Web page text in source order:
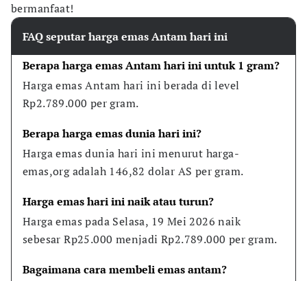
bermanfaat!
FAQ seputar harga emas Antam hari ini
Berapa harga emas Antam hari ini untuk 1 gram?
Harga emas Antam hari ini berada di level
Rp2.789.000 per gram.
Berapa harga emas dunia hari ini?
Harga emas dunia hari ini menurut harga-
emas,org adalah 146,82 dolar AS per gram.
Harga emas hari ini naik atau turun?
Harga emas pada Selasa, 19 Mei 2026 naik
sebesar Rp25.000 menjadi Rp2.789.000 per gram.
Bagaimana cara membeli emas antam?